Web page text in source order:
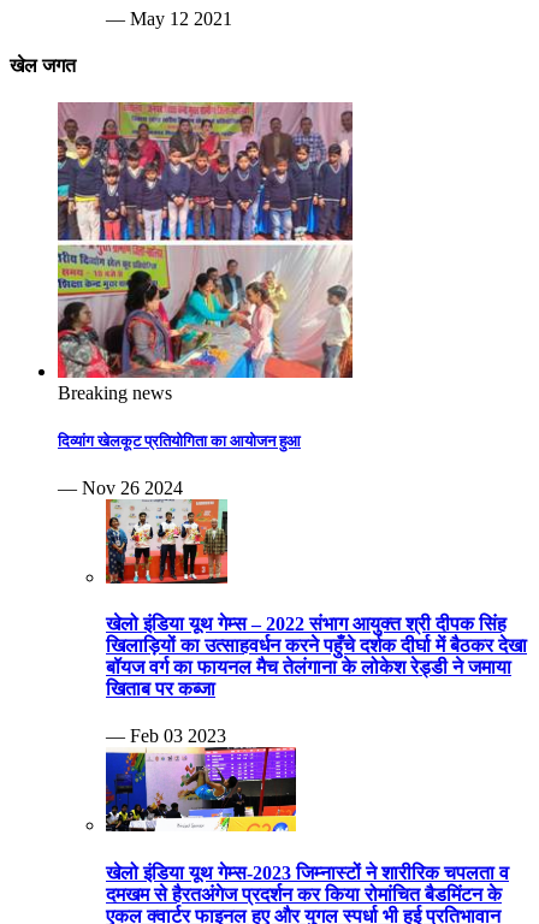
— May 12 2021
खेल जगत
Breaking news
दिव्यांग खेलकूट प्रतियोगिता का आयोजन हुआ
— Nov 26 2024
खेलो इंडिया यूथ गेम्स – 2022 संभाग आयुक्त श्री दीपक सिंह
खिलाड़ियों का उत्साहवर्धन करने पहुँचे दर्शक दीर्घा में बैठकर देखा
बॉयज वर्ग का फायनल मैच तेलंगाना के लोकेश रेड्डी ने जमाया
खिताब पर कब्जा
— Feb 03 2023
खेलो इंडिया यूथ गेम्स-2023 जिम्नास्टों ने शारीरिक चपलता व
दमखम से हैरतअंगेज प्रदर्शन कर किया रोमांचित बैडमिंटन के
एकल क्वार्टर फाइनल हुए और युगल स्पर्धा भी हुई प्रतिभावान